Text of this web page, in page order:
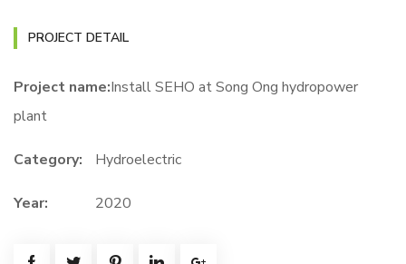
PROJECT DETAIL
Project name:Install SEHO at Song Ong hydropower
plant
Category: Hydroelectric
Year: 2020